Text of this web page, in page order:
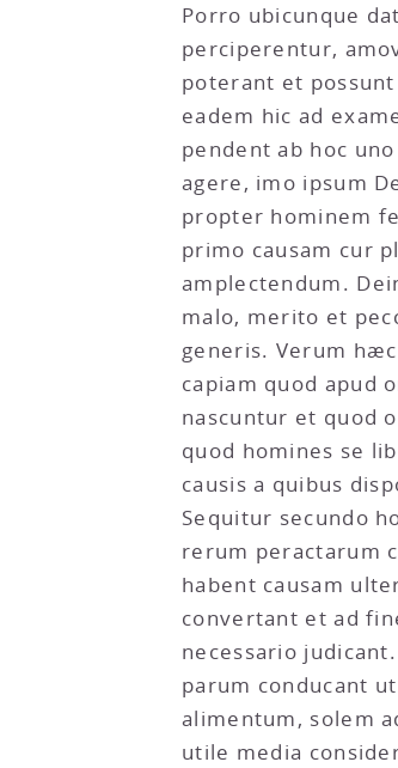
Porro ubicunque
perciperentur,
poterant et
eadem hic ad
pendent ab hoc
agere, imo ipsum
propter hominem
primo causam cur
amplectendum.
malo, merito et
generis. Verum
capiam quod apud
nascuntur et quod
quod homines se
causis a quibus
Sequitur secundo
rerum peractarum
habent causam
convertant et ad
necessario
parum conducant
alimentum, solem
utile media